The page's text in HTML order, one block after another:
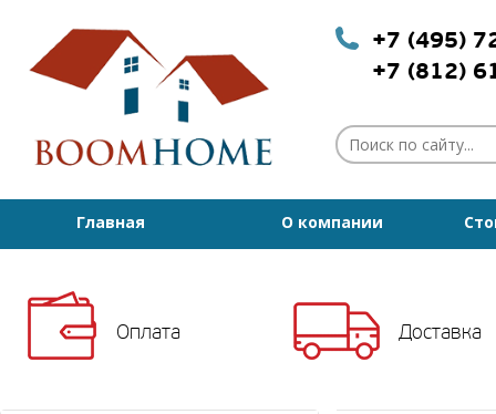
+7 (495)
+7 (812)
Главная О компании
Оплата Доставка